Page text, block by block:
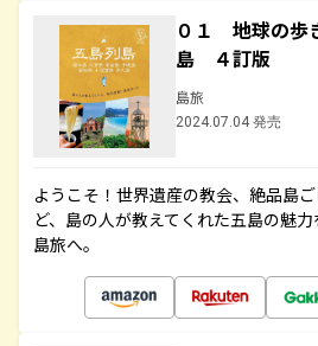
０１ 地球の
島 ４訂版
島旅
2024.07.04 発売
ようこそ！世界遺産の教会、絶品島
ど、島の人が教えてくれた五島の魅力
島旅へ。